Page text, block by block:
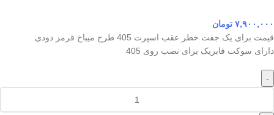
۷,۹۰۰,۰۰۰ تومان
قیمت برای یک جفت خطر عقب اسپرت 405 طرح میباخ قرمز دودی
دارای سوکت فابریک برای نصب روی 405
-